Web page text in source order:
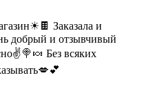
Заказала и
добрый и отзывчивый
Без всяких